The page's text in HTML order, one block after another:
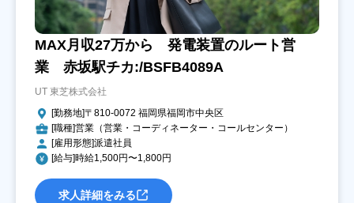
MAX月収27万から 発電装置のルート営
業 赤坂駅チカ:/BSFB4089A
UT 東芝株式会社
[勤務地]〒810-0072 福岡県福岡市中央区
[職種]営業（営業・コーディネーター・コールセンター）
[雇用形態]派遣社員
[給与]時給1,500円〜1,800円
求人詳細をみる